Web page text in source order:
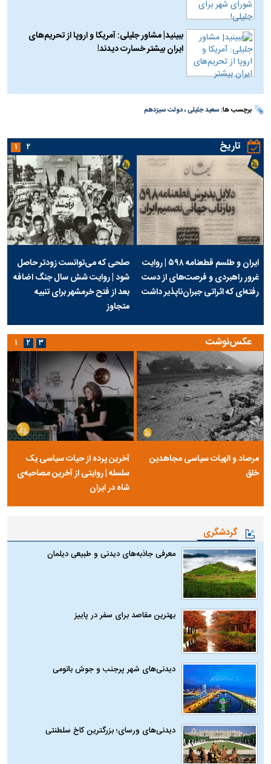
ببینید| مشاور جلیلی: آمریکا و اروپا از تحریم‌های
ایران بیشتر خسارت دیدند!
برچسب ها:سعید جلیلی،دولت سیزدهم
تاریخ
ایران و طلسم قطعنامه ۵۹۸ | روایت
غرور راهبردی و فرصت‌های از دست
رفته‌ای که اثراتی جبران‌ناپذیر داشت
صلحی که می‌توانست زودتر حاصل
شود | روایت شش سال جنگ اضافه
بعد از فتح خرمشهر برای تنبیه
متجاوز
۱ ۲
عکس‌نوشت
مرصاد و الهیات سیاسی مجاهدین
خلق
آخرین پرده از حیات سیاسی یک
سلسله | روایتی از آخرین مصاحبه‌ی
شاه در ایران
۱ ۲ ۳
گردشگری
معرفی جاذبه‌های دیدنی و طبیعی دیلمان
بهترین مقاصد برای سفر در پاییز
دیدنی‌های شهر پرجنب و جوش باتومی
دیدنی‌های ورسای؛ بزرگترین کاخ سلطنتی